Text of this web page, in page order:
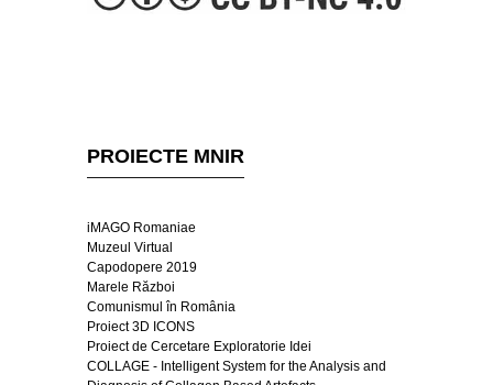
PROIECTE MNIR
iMAGO Romaniae
Muzeul Virtual
Capodopere 2019
Marele Război
Comunismul în România
Proiect 3D ICONS
Proiect de Cercetare Exploratorie Idei
COLLAGE - Intelligent System for the Analysis and